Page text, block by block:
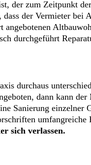
der zum Zeitpunkt
der Vermieter bei
angebotenen
durchgeführt
durchaus
dann kann
Sanierung einzelner
umfangreiche
sich verlassen.